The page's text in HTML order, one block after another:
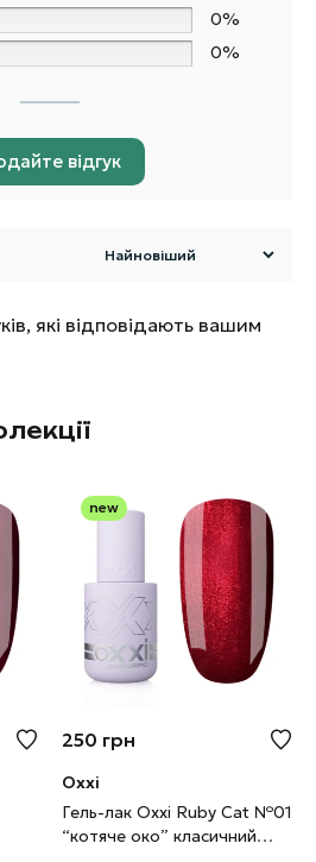
0%
0%
відгук
які відповідають вашим
new
250 грн
Oxxi
Гель-лак Oxxi Ruby Cat №01
“котяче око” класичний